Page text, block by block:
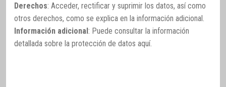
Derechos: Acceder, rectificar y suprimir los datos, así como
otros derechos, como se explica en la información adicional.
Información adicional: Puede consultar la información
detallada sobre la protección de datos aquí.